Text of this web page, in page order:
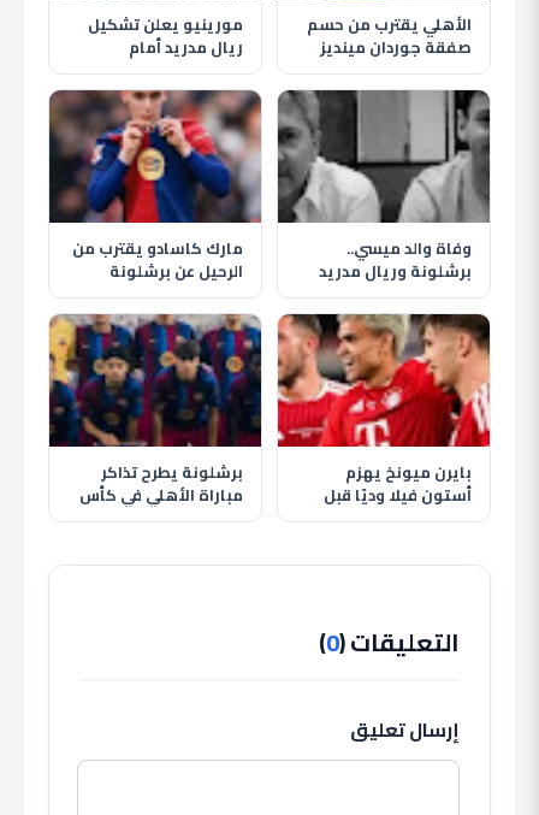
الأهلي يقترب من حسم
صفقة جوردان مينديز
لتدعيم خط الوسط في
الصيف
مورينيو يعلن تشكيل
ريال مدريد أمام
فيرينكفاروس وظهور
إندريك أساسيًا
وفاة والد ميسي..
برشلونة وريال مدريد
يقدمان التعازي
لأسطورة الأرجنتين
مارك كاسادو يقترب من
الرحيل عن برشلونة
والهلال يترقب حسم
الصفقة
بايرن ميونخ يهزم
أستون فيلا وديًا قبل
انطلاق الموسم الجديد
برشلونة يطرح تذاكر
مباراة الأهلي في كأس
خوان جامبر قبل موقعة
التعليقات (0
)
إرسال تعليق